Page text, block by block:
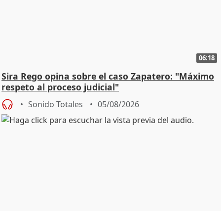
06:18
Sira Rego opina sobre el caso Zapatero: "Máximo
respeto al proceso judicial"
Sonido Totales 05/08/2026